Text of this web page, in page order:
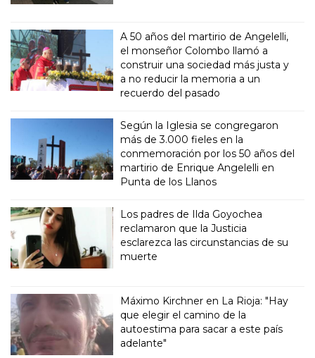
A 50 años del martirio de Angelelli,
el monseñor Colombo llamó a
construir una sociedad más justa y
a no reducir la memoria a un
recuerdo del pasado
Según la Iglesia se congregaron
más de 3.000 fieles en la
conmemoración por los 50 años del
martirio de Enrique Angelelli en
Punta de los Llanos
Los padres de Ilda Goyochea
reclamaron que la Justicia
esclarezca las circunstancias de su
muerte
Máximo Kirchner en La Rioja: "Hay
que elegir el camino de la
autoestima para sacar a este país
adelante"